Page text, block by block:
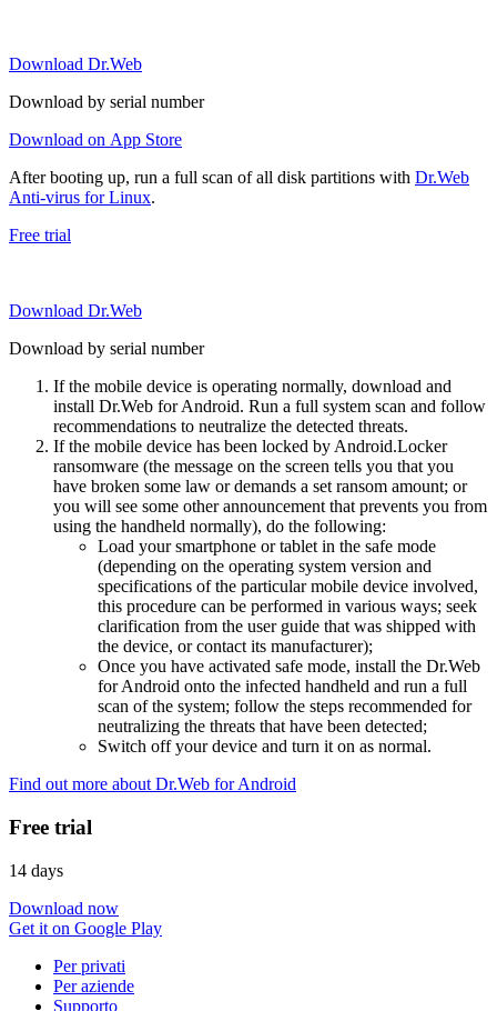
Download Dr.Web
Download by serial number
Download on App Store
After booting up, run a full scan of all disk partitions with Dr.Web
Anti-virus for Linux.
Free trial
Download Dr.Web
Download by serial number
If the mobile device is operating normally, download and
install Dr.Web for Android. Run a full system scan and follow
recommendations to neutralize the detected threats.
If the mobile device has been locked by Android.Locker
ransomware (the message on the screen tells you that you
have broken some law or demands a set ransom amount; or
you will see some other announcement that prevents you from
using the handheld normally), do the following:
Load your smartphone or tablet in the safe mode
(depending on the operating system version and
specifications of the particular mobile device involved,
this procedure can be performed in various ways; seek
clarification from the user guide that was shipped with
the device, or contact its manufacturer);
Once you have activated safe mode, install the Dr.Web
for Android onto the infected handheld and run a full
scan of the system; follow the steps recommended for
neutralizing the threats that have been detected;
Switch off your device and turn it on as normal.
Find out more about Dr.Web for Android
Free trial
14 days
Download now
Get it on Google Play
Per privati
Per aziende
Supporto